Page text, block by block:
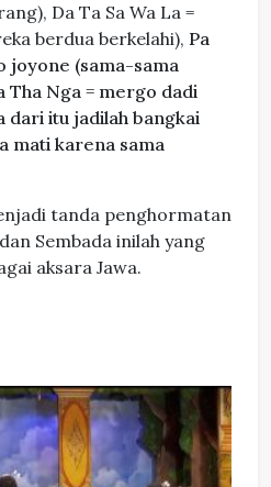
Da Ta Sa Wa La =
berdua berkelahi), Pa
joyone (sama-sama
Tha Nga = mergo dadi
dari itu jadilah bangkai
mati karena sama
tanda penghormatan
Sembada inilah yang
aksara Jawa.